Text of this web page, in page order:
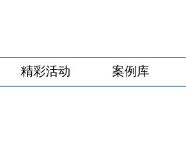
精彩活动 案例库